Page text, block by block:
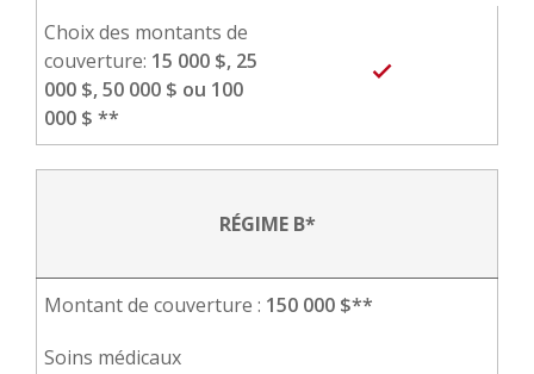
Choix des montants de
couverture: 15 000 $, 25
000 $, 50 000 $ ou 100
000 $ **
done
RÉGIME B*
Montant de couverture : 150 000 $**
Soins médicaux